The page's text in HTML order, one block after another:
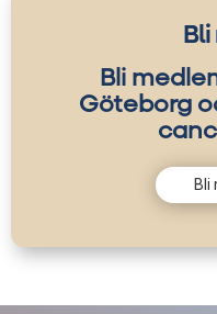
Bli
Göteborg
Bli